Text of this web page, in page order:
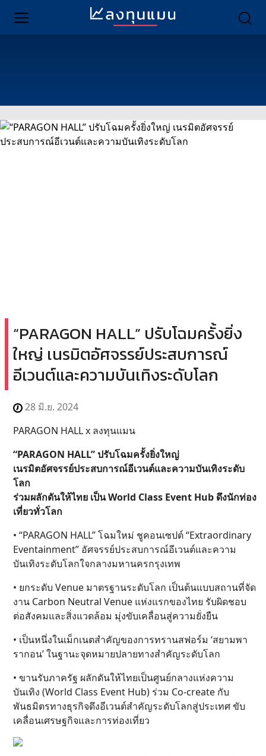
“PARAGON HALL” ปรับโฉมครั้งยิ่ง
ใหญ่ เนรมิตอัศจรรย์ประสบการณ์
อีเวนต์และความบันเทิงระดับโลก
28 มิ.ย. 2024
PARAGON HALL x ลงทุนแมน
“PARAGON HALL” ปรับโฉมครั้งยิ่งใหญ่
เนรมิตอัศจรรย์ประสบการณ์อีเวนต์และความบันเทิงระดับ
โลก
ร่วมผลักดันให้ไทย เป็น World Class Event Hub ดึงนักท่อง
เที่ยวทั่วโลก
• “PARAGON HALL” โฉมใหม่ ชูคอนเซปต์ “Extraordinary
Eventainment” อัศจรรย์ประสบการณ์อีเวนต์และความ
บันเทิงระดับโลกใจกลางมหานครกรุงเทพ
• ยกระดับ Venue มาตรฐานระดับโลก เป็นต้นแบบสถานที่จัด
งาน Carbon Neutral Venue แห่งแรกของไทย รับผิดชอบ
ต่อสังคมและสิ่งแวดล้อม มุ่งขับเคลื่อนสู่ความยั่งยืน
• เป็นหนึ่งในเม็กเนตสำคัญของการทรานสฟอร์ม ‘สยามพา
รากอน’ ในฐานะจุดหมายปลายทางสำคัญระดับโลก
• ขานรับภาครัฐ ผลักดันให้ไทยเป็นศูนย์กลางแห่งความ
บันเทิง (World Class Event Hub) ร่วม Co-create กับ
พันธมิตรทางธุรกิจดึงอีเวนต์สำคัญระดับโลกสู่ประเทศ ขับ
เคลื่อนเศรษฐกิจและการท่องเที่ยว